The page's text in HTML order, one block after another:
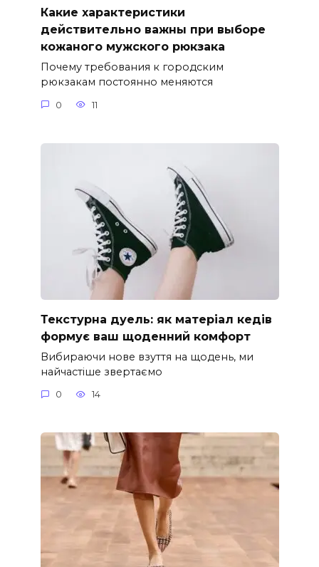
Какие характеристики
действительно важны при выборе
кожаного мужского рюкзака
Почему требования к городским
рюкзакам постоянно меняются
0 11
Текстурна дуель: як матеріал кедів
формує ваш щоденний комфорт
Вибираючи нове взуття на щодень, ми
найчастіше звертаємо
0 14